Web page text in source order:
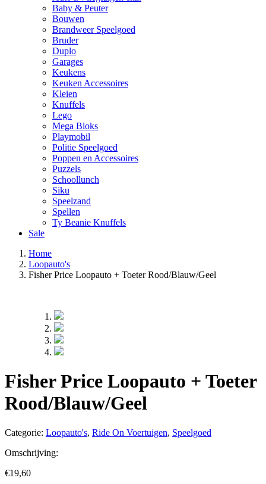
Baby & Peuter
Bouwen
Brandweer Speelgoed
Bruder
Duplo
Garages
Keukens
Keuken Accessoires
Kleien
Knuffels
Lego
Mega Bloks
Playmobil
Politie Speelgoed
Poppen en Accessoires
Puzzels
Schoollunch
Siku
Speelzand
Spellen
Ty Beanie Knuffels
Sale
Home
Loopauto's
Fisher Price Loopauto + Toeter Rood/Blauw/Geel
Fisher Price Loopauto + Toeter
Rood/Blauw/Geel
Categorie: Loopauto's, Ride On Voertuigen, Speelgoed
Omschrijving:
€19,60